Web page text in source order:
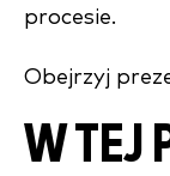
procesie.
Obejrzyj
W TEJ